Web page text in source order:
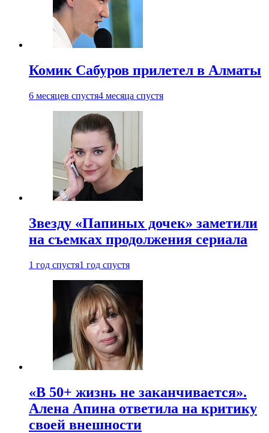
Комик Сабуров прилетел в Алматы
6 месяцев спустя4 месяца спустя
Звезду «Папиных дочек» заметили
на съемках продолжения сериала
1 год спустя1 год спустя
«В 50+ жизнь не заканчивается».
Алена Апина ответила на критику
своей внешности